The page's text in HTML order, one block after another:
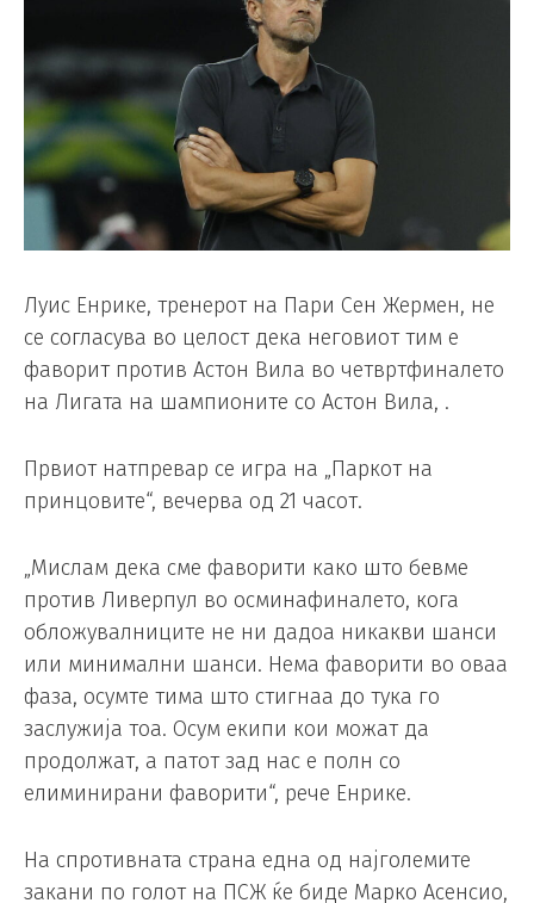
Луис Енрике, тренерот на Пари Сен Жермен, не
се согласува во целост дека неговиот тим е
фаворит против Астон Вила во четвртфиналето
на Лигата на шампионите со Астон Вила, .
Првиот натпревар се игра на „Паркот на
принцовите“, вечерва од 21 часот.
„Мислам дека сме фаворити како што бевме
против Ливерпул во осминафиналето, кога
обложувалниците не ни дадоа никакви шанси
или минимални шанси. Нема фаворити во оваа
фаза, осумте тима што стигнаа до тука го
заслужија тоа. Осум екипи кои можат да
продолжат, а патот зад нас е полн со
елиминирани фаворити“, рече Енрике.
На спротивната страна една од најголемите
закани по голот на ПСЖ ќе биде Марко Асенсио,